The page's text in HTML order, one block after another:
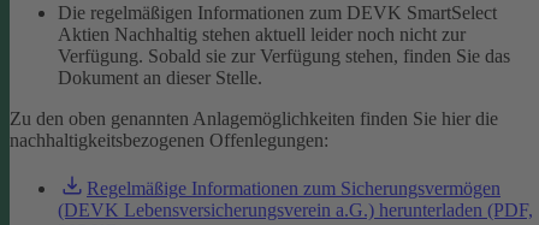
Die regelmäßigen Informationen zum DEVK SmartSelect
Aktien Nachhaltig stehen aktuell leider noch nicht zur
Verfügung. Sobald sie zur Verfügung stehen, finden Sie das
Dokument an dieser Stelle.
Zu den oben genannten Anlagemöglichkeiten finden Sie hier die
nachhaltigkeitsbezogenen Offenlegungen:
Regelmäßige Informationen zum Sicherungsvermögen
(DEVK Lebensversicherungsverein a.G.) herunterladen (PDF,